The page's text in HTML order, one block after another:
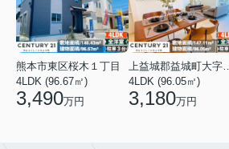
熊本市東区桜木１丁目
4LDK (96.67㎡)
3,490万円
上益城郡
4LDK (96.05㎡)
3,180万円